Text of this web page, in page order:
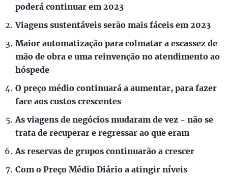
poderá continuar em 2023
Viagens sustentáveis serão mais fáceis em 2023
Maior automatização para colmatar a escassez de
mão de obra e uma reinvenção no atendimento ao
hóspede
O preço médio continuará a aumentar, para fazer
face aos custos crescentes
As viagens de negócios mudaram de vez - não se
trata de recuperar e regressar ao que eram
As reservas de grupos continuarão a crescer
Com o Preço Médio Diário a atingir níveis